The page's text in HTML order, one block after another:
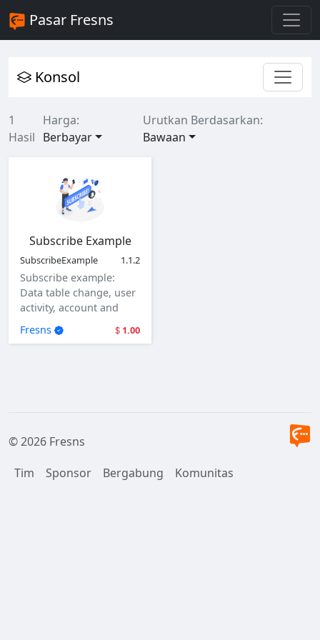
Pasar Fresns
Konsol
1
Hasil
Harga:
Berbayar
Urutkan Berdasarkan:
Bawaan
Subscribe Example
SubscribeExample 1.1.2
Subscribe example:
Data table change, user
activity, account and
user login.
Fresns 1.00
© 2026 Fresns
Tim
Sponsor Bergabung Komunitas